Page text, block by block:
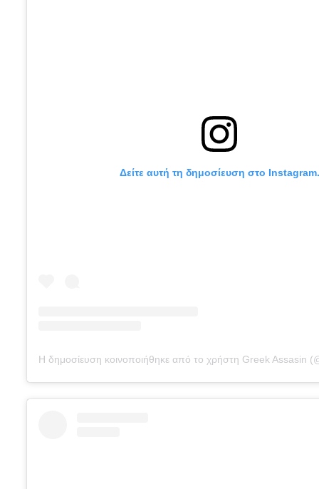
Δείτε αυτή τη δημοσίευση στο Instagram.